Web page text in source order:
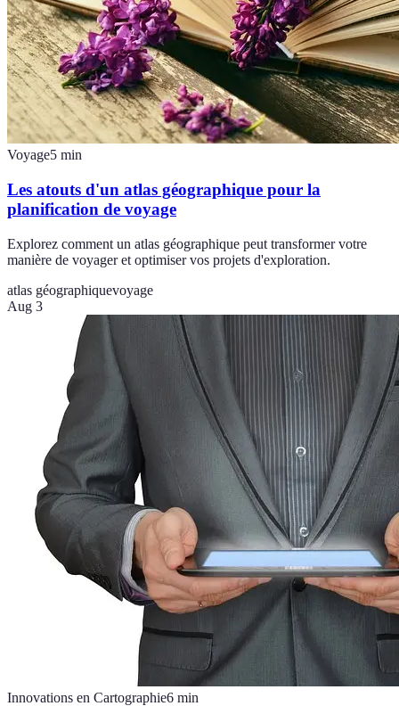
Voyage5 min
Les atouts d'un atlas géographique pour la
planification de voyage
Explorez comment un atlas géographique peut transformer votre
manière de voyager et optimiser vos projets d'exploration.
atlas géographiquevoyage
Aug 3
Innovations en Cartographie6 min